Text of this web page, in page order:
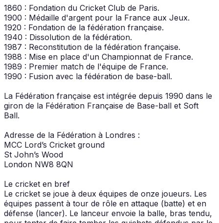
1860 : Fondation du Cricket Club de Paris.
1900 : Médaille d'argent pour la France aux Jeux.
1920 : Fondation de la fédération française.
1940 : Dissolution de la fédération.
1987 : Reconstitution de la fédération française.
1988 : Mise en place d'un Championnat de France.
1989 : Premier match de l'équipe de France.
1990 : Fusion avec la fédération de base-ball.
La Fédération française est intégrée depuis 1990 dans le
giron de la Fédération Française de Base-ball et Soft
Ball.
Adresse de la Fédération à Londres :
MCC Lord’s Cricket ground
St John’s Wood
London NW8 8QN
Le cricket en bref
Le cricket se joue à deux équipes de onze joueurs. Les
équipes passent à tour de rôle en attaque (batte) et en
défense (lancer). Le lanceur envoie la balle, bras tendu,